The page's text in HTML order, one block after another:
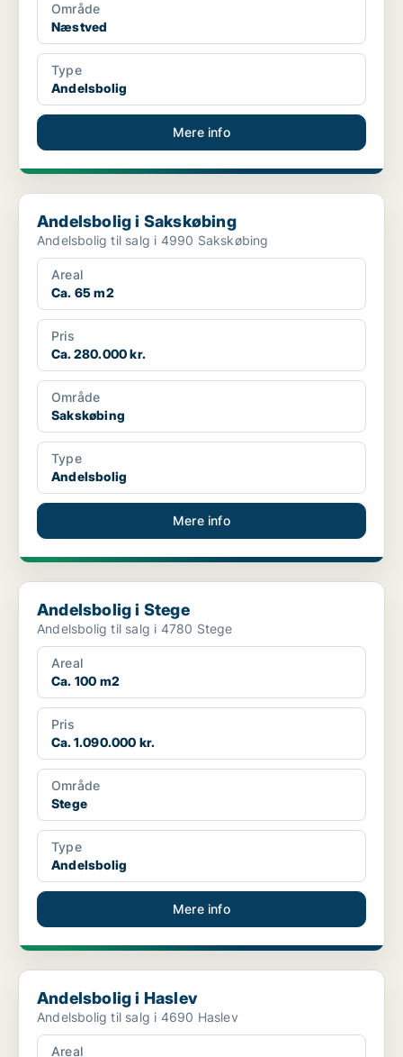
Område
Næstved
Type
Andelsbolig
Mere info
Andelsbolig i Sakskøbing
Andelsbolig i Sakskøbing
Andelsbolig til salg i 4990 Sakskøbing
Areal
Ca. 65 m2
Pris
Ca. 280.000 kr.
Område
Sakskøbing
Type
Andelsbolig
Mere info
Andelsbolig i Stege
Andelsbolig i Stege
Andelsbolig til salg i 4780 Stege
Areal
Ca. 100 m2
Pris
Ca. 1.090.000 kr.
Område
Stege
Type
Andelsbolig
Mere info
Andelsbolig i Haslev
Andelsbolig i Haslev
Andelsbolig til salg i 4690 Haslev
Areal